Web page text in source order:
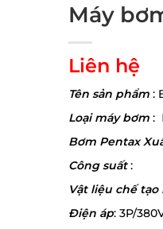
Máy
Liên hệ
Tên sản phẩm:
Loại máy bơm:
Bơm Pentax
Công suất:
Vật liệu chế tạo
Điện áp: 3P/